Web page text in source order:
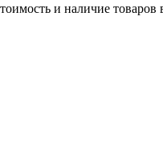
и наличие